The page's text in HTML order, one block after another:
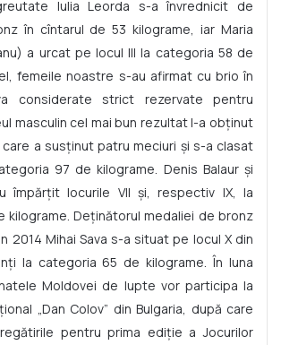
Iulia Leorda s-a învrednicit de
în cîntarul de 53 kilograme, iar Maria
a urcat pe locul III la categoria 58 de
femeile noastre s-au afirmat cu brio în
considerate strict rezervate pentru
masculin cel mai bun rezultat l-a obţinut
care a susţinut patru meciuri şi s-a clasat
97 de kilograme. Denis Balaur şi
împărţit locurile VII şi, respectiv IX, la
kilograme. Deţinătorul medaliei de bronz
2014 Mihai Sava s-a situat pe locul X din
la categoria 65 de kilograme. În luna
Moldovei de lupte vor participa la
„Dan Colov” din Bulgaria, după care
pentru prima ediţie a Jocurilor